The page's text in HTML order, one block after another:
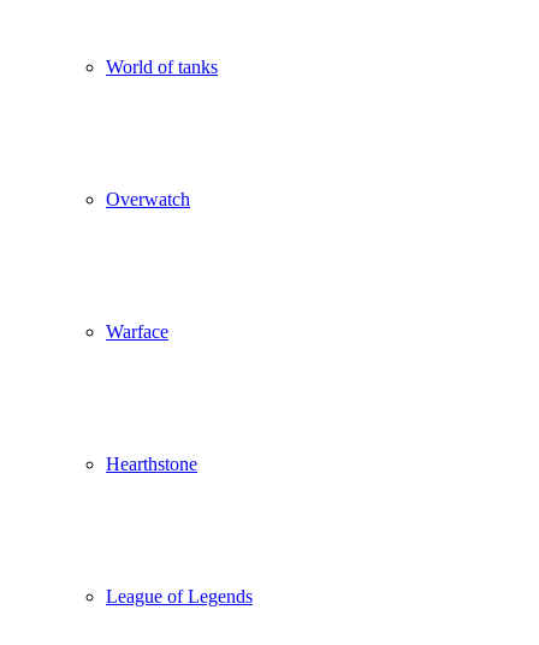
World of tanks
Overwatch
Warface
Hearthstone
League of Legends